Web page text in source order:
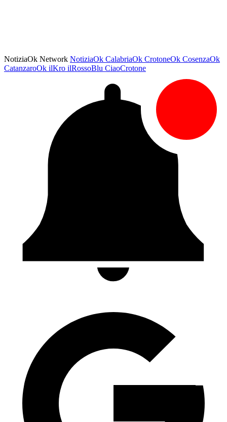
NotiziaOk Network NotiziaOk CalabriaOk CrotoneOk CosenzaOk
CatanzaroOk ilKro ilRossoBlu CiaoCrotone